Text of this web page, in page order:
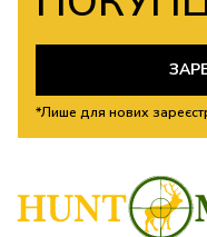
*Лише для нових